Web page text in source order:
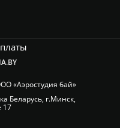
«Аэростудия бай»
Беларусь, г.Минск,
17